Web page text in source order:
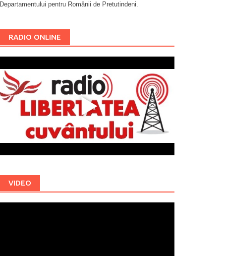
Departamentului pentru Românii de Pretutindeni.
RADIO ONLINE
VIDEO